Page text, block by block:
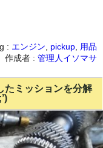
: エンジン pickup
用品
作成者 : 管理人イソマサ
たミッションを分解